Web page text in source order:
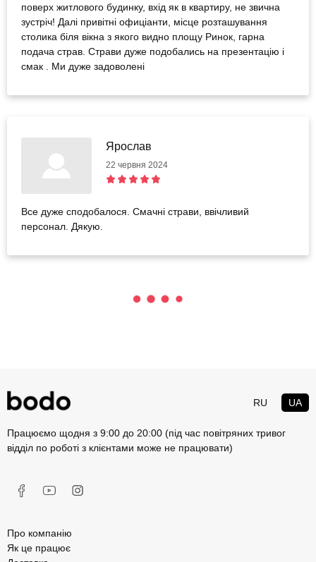
поверх житлового будинку, вхід як в квартиру, не звична
зустріч! Далі привітні офиціанти, місце розташування
столика біля вікна з якого видно площу Ринок, гарна
подача страв. Страви дуже подобались на презентацію і
смак . Ми дуже задоволені
Ярослав
22 червня 2024
Все дуже сподобалося. Смачні страви, ввічливий
персонал. Дякую.
RU UA
Працюємо щодня з 9:00 до 20:00 (під час повітряних тривог
відділ по роботі з клієнтами може не працювати)
Про компанію
Як це працює